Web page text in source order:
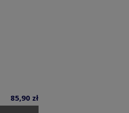
85,90 zł